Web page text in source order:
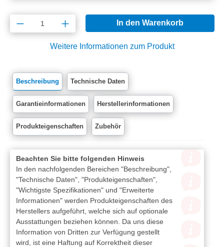
Produkt Anzahl: Gib den gewünschten
In den Warenkorb
Weitere Informationen zum Produkt
Beschreibung Technische Daten
Garantieinformationen Herstellerinformationen
Produkteigenschaften Zubehör
Beachten Sie bitte folgenden Hinweis
In den nachfolgenden Bereichen "Beschreibung",
"Technische Daten", "Produkteigenschaften",
"Wichtigste Spezifikationen" und "Erweiterte
Informationen" werden Produkteigenschaften des
Herstellers aufgeführt, welche sich auf optionale
Ausstattungen beziehen können. Da uns diese
Information von Dritten zur Verfügung gestellt
wird, ist eine Haftung auf Korrektheit dieser